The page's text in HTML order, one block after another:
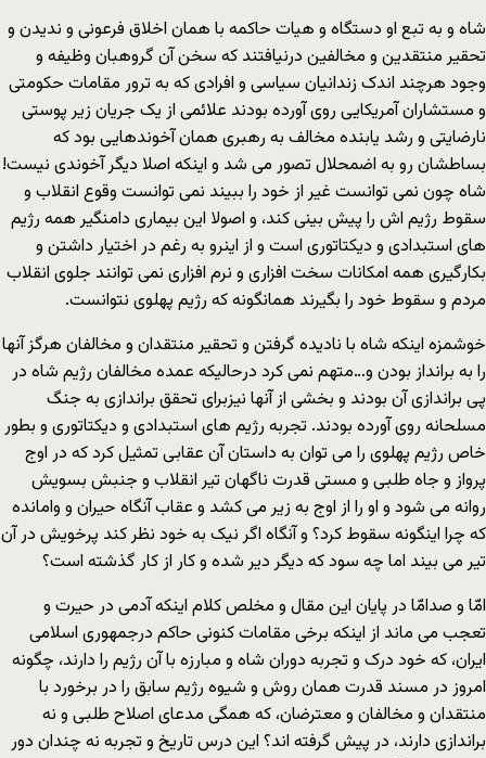
شاه و به تبع او دستگاه و هیات حاکمه با همان اخلاق فرعونی و ندیدن و
تحقیر منتقدین و مخالفین درنیافتند که سخن آن گروهبان وظیفه و
وجود هرچند اندک زندانیان سیاسی و افرادی که به ترور مقامات حکومتی
و مستشاران آمریکایی روی آورده بودند علائمی از یک جریان زیر پوستی
نارضایتی و رشد یابنده مخالف به رهبری همان آخوندهایی بود که
بساطشان رو به اضمحلال تصور می شد و اینکه اصلا دیگر آخوندی نیست!
شاه چون نمی توانست غیر از خود را ببیند نمی توانست وقوع انقلاب و
سقوط رژیم اش را پیش بینی کند، و اصولا این بیماری دامنگیر همه رژیم
های استبدادی و دیکتاتوری است و از اینرو به رغم در اختیار داشتن و
بکارگیری همه امکانات سخت افزاری و نرم افزاری نمی توانند جلوی انقلاب
مردم و سقوط خود را بگیرند همانگونه که رژیم پهلوی نتوانست.
خوشمزه اینکه شاه با نادیده گرفتن و تحقیر منتقدان و مخالفان هرگز آنها
را به برانداز بودن و…متهم نمی کرد درحالیکه عمده مخالفان رژیم شاه در
پی براندازی آن بودند و بخشی از آنها نیزبرای تحقق براندازی به جنگ
مسلحانه روی آورده بودند. تجربه رژیم های استبدادی و دیکتاتوری و بطور
خاص رژیم پهلوی را می توان به داستان آن عقابی تمثیل کرد که در اوج
پرواز و جاه طلبی و مستی قدرت ناگهان تیر انقلاب و جنبش بسویش
روانه می شود و او را از اوج به زیر می کشد و عقاب آنگاه حیران و وامانده
که چرا اینگونه سقوط کرد؟ و آنگاه اگر نیک به خود نظر کند پرخویش در آن
تیر می بیند اما چه سود که دیگر دیر شده و کار از کار گذشته است؟
امّا و صدامّا در پایان این مقال و مخلص کلام اینکه آدمی در حیرت و
تعجب می ماند از اینکه برخی مقامات کنونی حاکم درجمهوری اسلامی
ایران، که خود درک و تجربه دوران شاه و مبارزه با آن رژیم را دارند، چگونه
امروز در مسند قدرت همان روش و شیوه رژیم سابق را در برخورد با
منتقدان و مخالفان و معترضان، که همگی مدعای اصلاح طلبی و نه
براندازی دارند، در پیش گرفته اند؟ این درس تاریخ و تجربه نه چندان دور